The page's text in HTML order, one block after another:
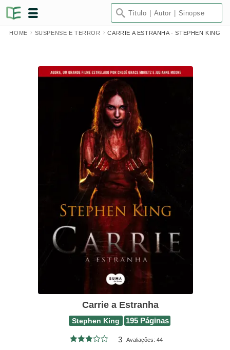
HOME SUSPENSE E TERROR CARRIE A ESTRANHA - STEPHEN KING
Carrie a Estranha
Stephen King 195 Páginas
3 Avaliações: 44